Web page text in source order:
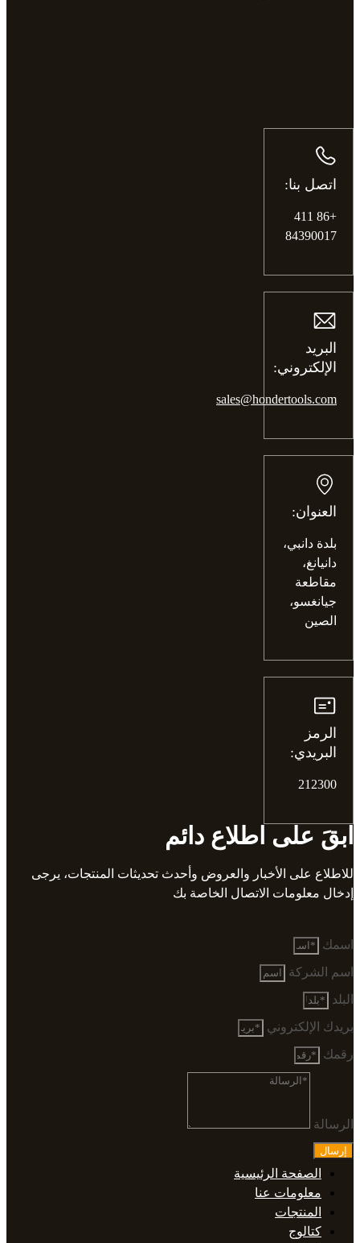
اتصل بنا:
+86 411
84390017
البريد
الإلكتروني:
sales@hondertools.com
العنوان:
بلدة دانبي،
دانيانغ،
مقاطعة
جيانغسو،
الصين
الرمز
البريدي:
212300
ابقَ على اطلاع دائم
للاطلاع على الأخبار والعروض وأحدث تحديثات المنتجات، يرجى
إدخال معلومات الاتصال الخاصة بك
اسمك
اسم الشركة
البلد
بريدك الإلكتروني
رقمك
الرسالة
إرسال
الصفحة الرئيسية
معلومات عنا
المنتجات
كتالوج